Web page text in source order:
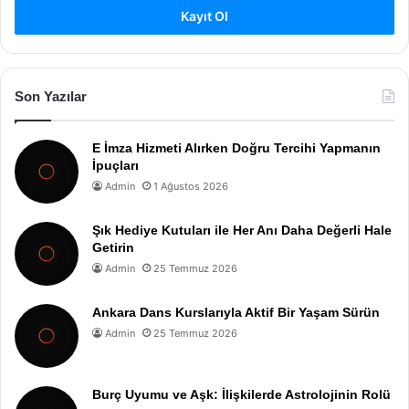
Kayıt Ol
Son Yazılar
E İmza Hizmeti Alırken Doğru Tercihi Yapmanın
İpuçları
Admin 1 Ağustos 2026
Şık Hediye Kutuları ile Her Anı Daha Değerli Hale
Getirin
Admin 25 Temmuz 2026
Ankara Dans Kurslarıyla Aktif Bir Yaşam Sürün
Admin 25 Temmuz 2026
Burç Uyumu ve Aşk: İlişkilerde Astrolojinin Rolü